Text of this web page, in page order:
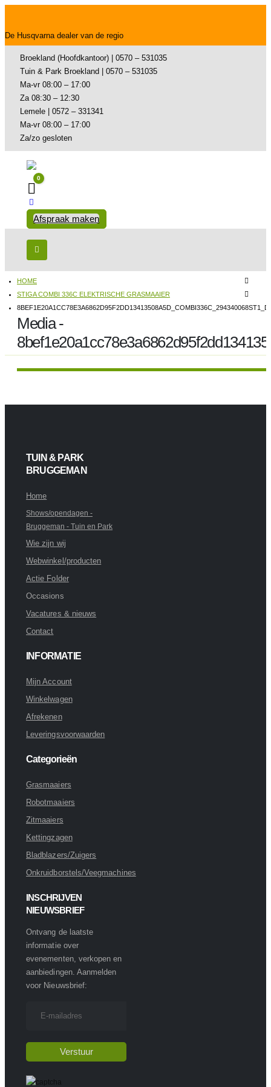
De Husqvarna dealer van de regio
Broekland (Hoofdkantoor) | 0570 – 531035
Tuin & Park Broekland | 0570 – 531035
Ma-vr 08:00 – 17:00
Za 08:30 – 12:30
Lemele | 0572 – 331341
Ma-vr 08:00 – 17:00
Za/zo gesloten
Winkelwagen
0
Afspraak maken
HOME
STIGA COMBI 336C ELEKTRISCHE GRASMAAIER
Media -
TUIN & PARK
BRUGGEMAN
Home
Shows/opendagen -
Bruggeman - Tuin en Park
Wie zijn wij
Webwinkel/producten
Actie Folder
Occasions
Vacatures & nieuws
Contact
INFORMATIE
Mijn Account
Winkelwagen
Afrekenen
Leveringsvoorwaarden
Categorieën
Grasmaaiers
Robotmaaiers
Zitmaaiers
Kettingzagen
Bladblazers/Zuigers
Onkruidborstels/Veegmachines
INSCHRIJVEN
NIEUWSBRIEF
Ontvang de laatste
informatie over
evenementen, verkopen en
aanbiedingen. Aanmelden
voor Nieuwsbrief: